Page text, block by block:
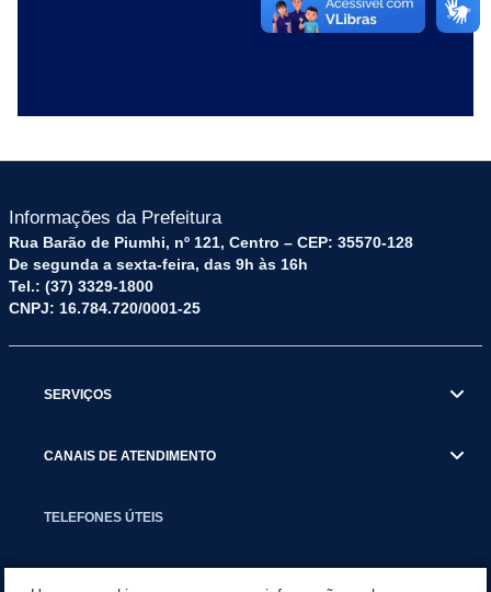
Informações da Prefeitura
Rua Barão de Piumhi, nº 121, Centro – CEP: 35570-128
De segunda a sexta-feira, das 9h às 16h
Tel.: (37) 3329-1800
CNPJ: 16.784.720/0001-25
SERVIÇOS
CANAIS DE ATENDIMENTO
TELEFONES ÚTEIS